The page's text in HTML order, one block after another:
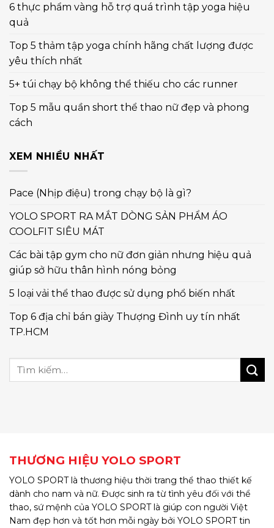
6 thực phẩm vàng hỗ trợ quá trình tập yoga hiệu
quả
Top 5 thảm tập yoga chính hãng chất lượng được
yêu thích nhất
5+ túi chạy bộ không thể thiếu cho các runner
Top 5 mẫu quần short thể thao nữ đẹp và phong
cách
XEM NHIỀU NHẤT
Pace (Nhịp điệu) trong chạy bộ là gì?
YOLO SPORT RA MẮT DÒNG SẢN PHẨM ÁO
COOLFIT SIÊU MÁT
Các bài tập gym cho nữ đơn giản nhưng hiệu quả
giúp sở hữu thân hình nóng bỏng
5 loại vải thể thao được sử dụng phổ biến nhất
Top 6 địa chỉ bán giày Thượng Đình uy tín nhất
TP.HCM
THƯƠNG HIỆU YOLO SPORT
YOLO SPORT là thương hiệu thời trang thể thao thiết kế
dành cho nam và nữ. Được sinh ra từ tình yêu đối với thể
thao, sứ mệnh của YOLO SPORT là giúp con người Việt
Nam đẹp hơn và tốt hơn mỗi ngày bởi YOLO SPORT tin